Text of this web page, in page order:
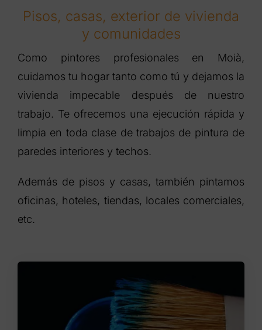
Pisos, casas, exterior de vivienda
y comunidades
Como pintores profesionales en Moià,
cuidamos tu hogar tanto como tú y dejamos la
vivienda impecable después de nuestro
trabajo. Te ofrecemos una ejecución rápida y
limpia en toda clase de trabajos de pintura de
paredes interiores y techos.
Además de pisos y casas, también pintamos
oficinas, hoteles, tiendas, locales comerciales,
etc.